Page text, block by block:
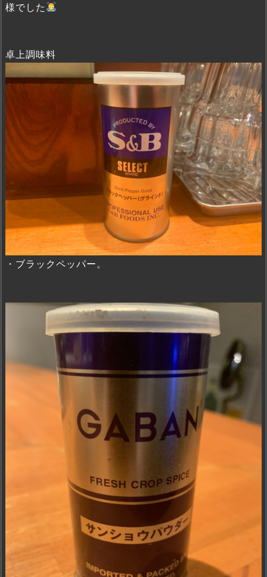
様でした
卓上調味料
・ブラックペッパー。